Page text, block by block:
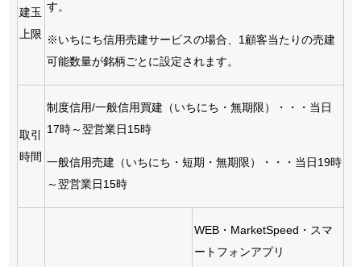
建玉
上限
す。
※いちにち信用売建サービスの場合、1顧客当たりの売建
可能数量が銘柄ごとに設定されます。
取引
時間
制度信用/一般信用買建（いちにち・無期限）・・・当日
17時～翌営業日15時
一般信用売建（いちにち・短期・無期限）・・・当日19時
～翌営業日15時
WEB・MarketSpeed・スマ
ートフォンアプリ